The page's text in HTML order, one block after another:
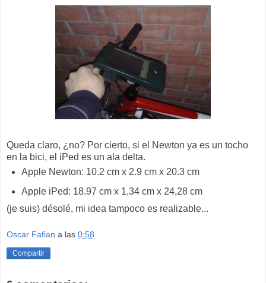
Queda claro, ¿no? Por cierto, si el Newton ya es un tocho
en la bici, el iPed es un ala delta.
Apple Newton: 10.2 cm x 2.9 cm x 20.3 cm
Apple iPed: 18.97 cm x 1,34 cm x 24,28 cm
(je suis) désolé, mi idea tampoco es realizable...
Oscar Fafian a las 0:58
Compartir